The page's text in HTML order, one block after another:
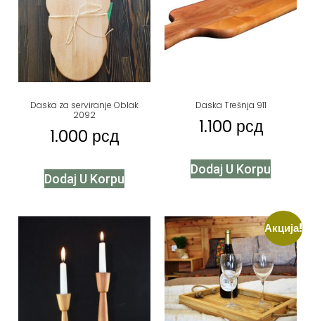
Daska za serviranje Oblak
2092
1.000 рсд
Dodaj U Korpu
Daska Trešnja 911
1.100 рсд
Dodaj U Korpu
Акција!